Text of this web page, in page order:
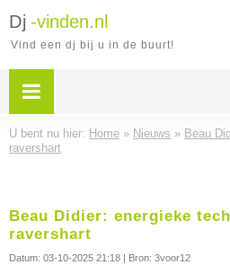
Dj -vinden.nl
Vind een dj bij u in de buurt!
U bent nu hier: Home » Nieuws » Beau
ravershart
Beau Didier: energieke
ravershart
Datum: 03-10-2025 21:18 | Bron: 3voor12